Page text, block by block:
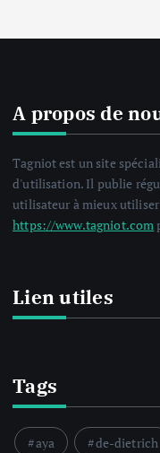
A propos de
Tagniot est un site
d'utilisation. Il publie
utilisateur à mieux
https://www.tagniot.com
Lien utiles
Tags
aya de-dietrich